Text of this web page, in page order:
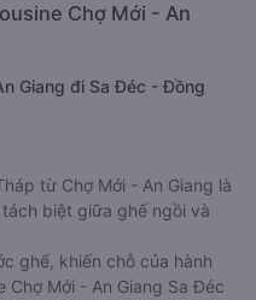
Chợ Mới - An
Giang đi Sa Đéc - Đồng
từ Chợ Mới - An Giang là
biệt giữa ghế ngồi và
ghế, khiến chỗ của hành
Chợ Mới - An Giang Sa Đéc